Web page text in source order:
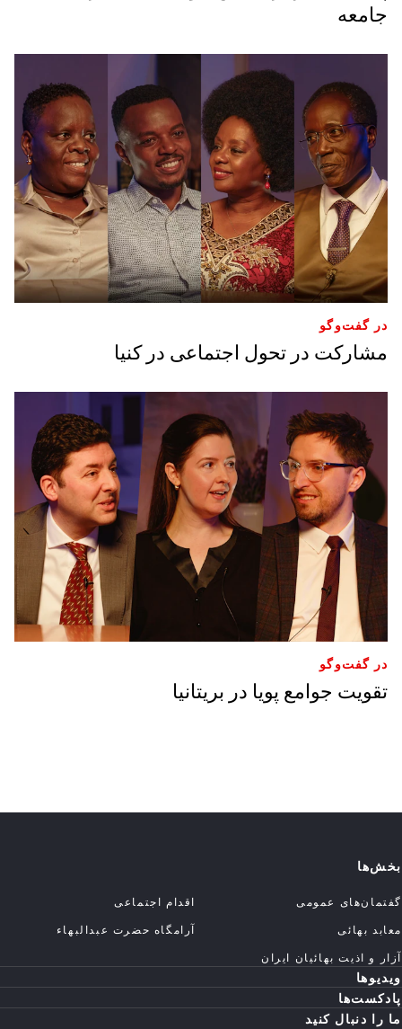
جامعه
در گفت‌وگو
مشارکت در تحول اجتماعی در کنیا
در گفت‌وگو
تقویت جوامع پویا در بریتانیا
بخش‌ها
گفتمان‌های عمومی
اقدام اجتماعی
معابد بهائی
آرامگاه حضرت عبدالبهاء
آزار و اذیت بهائیان ایران
ویدیوها
پادکست‌ها
ما را دنبال کنید